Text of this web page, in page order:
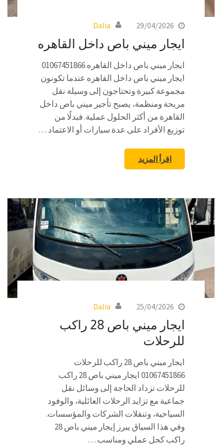
29/04/2026
Dalia
ايجار ميني باص داخل القاهره
ايجار ميني باص داخل القاهره 01067451866
ايجار ميني باص داخل القاهره عندما تكونون
مجموعة كبيرة وتحتاجون إلى وسيلة نقل
مريحة ومنظمة، يصبح تأجير ميني باص داخل
القاهرة من أكثر الحلول عملية. فبدلًا من
توزيع الأفراد على عدة سيارات أو الاعتماد …
اقرأ المزيد
25/04/2026
Dalia
ايجار ميني باص 28 راكب
للرحلات
ايجار ميني باص 28 راكب للرحلات
01067451866 ايجار ميني باص 28 راكب
للرحلات تزداد الحاجة إلى وسائل نقل
جماعية مع تزايد الرحلات العائلية، والوفود
السياحية، وتنقلات الشركات والمؤسسات.
وفي هذا السياق يبرز إيجار ميني باص 28
راكب كحل عملي ومناسب …